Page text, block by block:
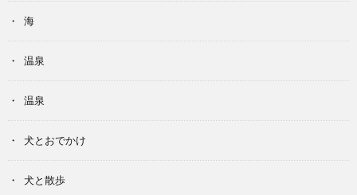
海
温泉
温泉
犬とおでかけ
犬と散歩